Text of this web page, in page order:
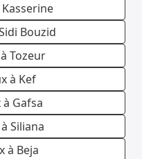
Bouzid
Tozeur
à Kef
Gafsa
Siliana
à Beja